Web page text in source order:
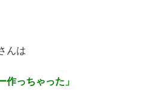
んは
作っちゃった」